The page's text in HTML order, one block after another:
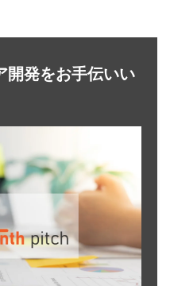
開発をお手伝いい